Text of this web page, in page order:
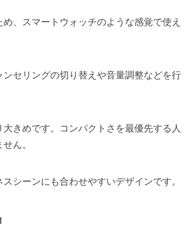
、スマートウォッチのような感覚で使え
セリングの切り替えや音量調整などを行
きめです。コンパクトさを最優先する人
ん。
シーンにも合わせやすいデザインです。